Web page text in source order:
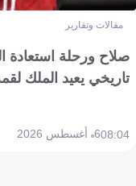
مقالات وتقارير
صلاح ورحلة استعادة
تاريخي يعيد الملك
08:046 أغسطس 2026